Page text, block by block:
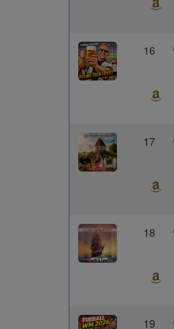
16
17
18
19